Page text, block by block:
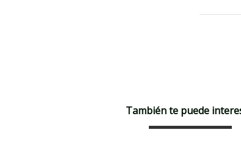
También te puede